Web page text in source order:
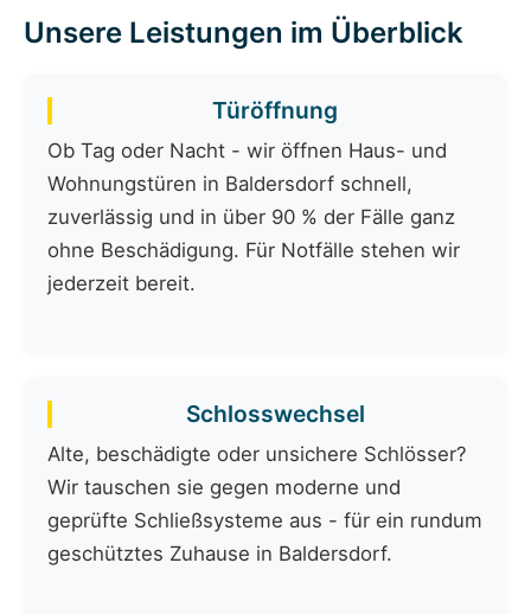
Unsere Leistungen im Überblick
Türöffnung
Ob Tag oder Nacht - wir öffnen Haus- und
Wohnungstüren in Baldersdorf schnell,
zuverlässig und in über 90 % der Fälle ganz
ohne Beschädigung. Für Notfälle stehen wir
jederzeit bereit.
Schlosswechsel
Alte, beschädigte oder unsichere Schlösser?
Wir tauschen sie gegen moderne und
geprüfte Schließsysteme aus - für ein rundum
geschütztes Zuhause in Baldersdorf.